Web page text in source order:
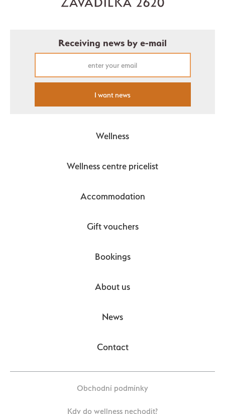
Receiving news by e-mail
I want news
Wellness
Wellness centre pricelist
Accommodation
Gift vouchers
Bookings
About us
News
Contact
Obchodní podmínky
Kdy do wellness nechodit?